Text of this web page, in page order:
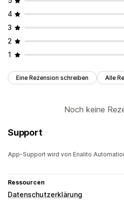
4
3
2
1
Eine Rezension schreiben Alle
Noch keine
Support
App-Support wird von Enalito
Ressourcen
Datenschutzerklärung